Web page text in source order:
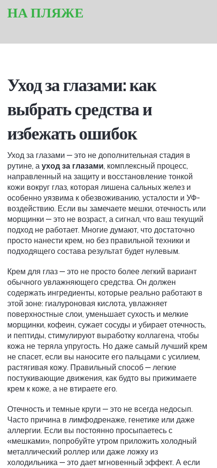
НА ПЛЯЖЕ
Уход за глазами: как
выбрать средства и
избежать ошибок
Уход за глазами — это не дополнительная стадия в
рутине, а уход за глазами, комплексный процесс,
направленный на защиту и восстановление тонкой
кожи вокруг глаз, которая лишена сальных желез и
особенно уязвима к обезвоживанию, усталости и УФ-
воздействию. Если вы замечаете мешки, отечность или
морщинки — это не возраст, а сигнал, что ваш текущий
подход не работает. Многие думают, что достаточно
просто нанести крем, но без правильной техники и
подходящего состава результат будет нулевым.
Крем для глаз — это не просто более легкий вариант
обычного увлажняющего средства. Он должен
содержать ингредиенты, которые реально работают в
этой зоне: гиалуроновая кислота, увлажняет
поверхностные слои, уменьшает сухость и мелкие
морщинки, кофеин, сужает сосуды и убирает отечность,
и пептиды, стимулируют выработку коллагена, чтобы
кожа не теряла упругость. Но даже самый лучший крем
не спасет, если вы наносите его пальцами с усилием,
растягивая кожу. Правильный способ — легкие
постукивающие движения, как будто вы прижимаете
крем к коже, а не втираете его.
Отечность и темные круги — это не всегда недосып.
Часто причина в лимфодренаже, генетике или даже
аллергии. Если вы постоянно просыпаетесь с
«мешками», попробуйте утром приложить холодный
металлический роллер или даже ложку из
холодильника — это дает мгновенный эффект. А если